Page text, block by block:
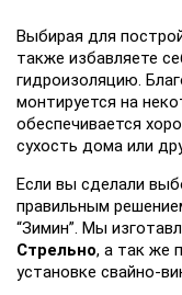
Выбирая для
также избавляете
гидроизоляцию.
монтируется на
обеспечивается
сухость дома или
Если вы сделали
правильным
“Зимин”. Мы
Стрельно, а так же
установке свайно-